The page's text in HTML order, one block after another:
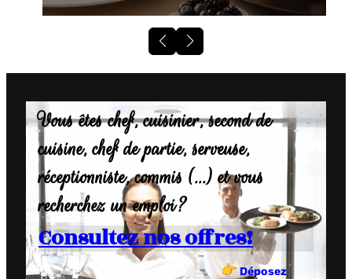
Vous êtes chef, cuisinier, second de
cuisine, chef de partie, serveuse,
réceptionniste, commis (…) et vous
recherchez un emploi?
Consultez nos offres!
Déposez